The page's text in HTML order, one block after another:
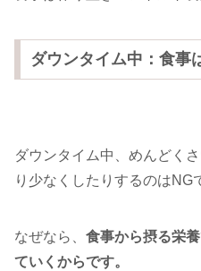
ダウンタイム中：食事
ダウンタイム中、めんどく
り少なくしたりするのはNG
なぜなら、 食事から摂る栄
ていくからです。